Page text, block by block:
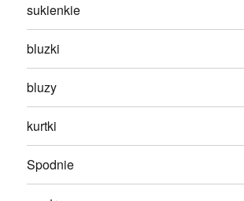
sukienkie
bluzki
bluzy
kurtki
Spodnie